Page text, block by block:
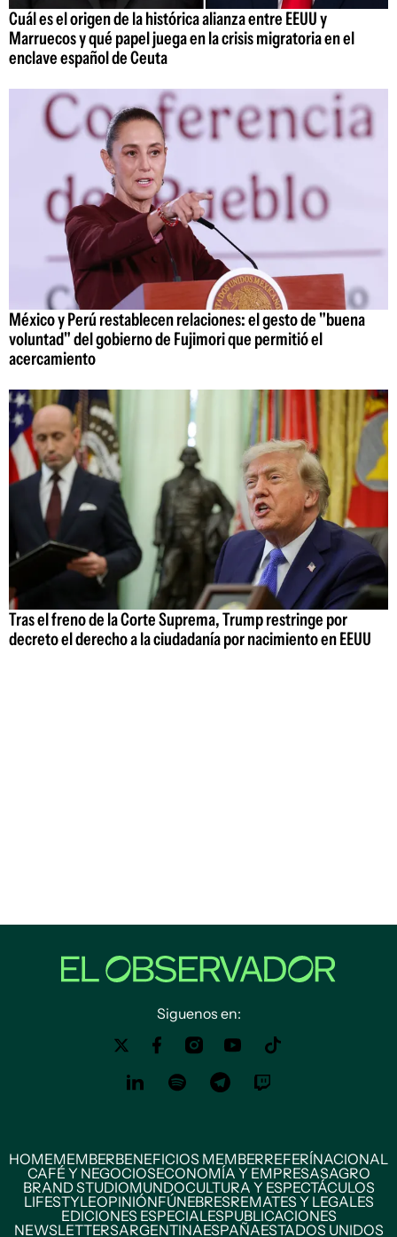
Cuál es el origen de la histórica alianza entre EEUU y
Marruecos y qué papel juega en la crisis migratoria en el
enclave español de Ceuta
México y Perú restablecen relaciones: el gesto de "buena
voluntad" del gobierno de Fujimori que permitió el
acercamiento
Tras el freno de la Corte Suprema, Trump restringe por
decreto el derecho a la ciudadanía por nacimiento en EEUU
Siguenos en:
HOMEMEMBERBENEFICIOS MEMBERREFERÍNACIONAL
CAFÉ Y NEGOCIOSECONOMÍA Y EMPRESASAGRO
BRAND STUDIOMUNDOCULTURA Y ESPECTÁCULOS
LIFESTYLEOPINIÓNFÚNEBRESREMATES Y LEGALES
EDICIONES ESPECIALESPUBLICACIONES
NEWSLETTERSARGENTINAESPAÑAESTADOS UNIDOS